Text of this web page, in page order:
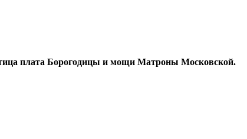
плата Борогодицы и мощи Матроны Московской.